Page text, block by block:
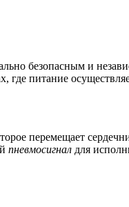
безопасным и
питание
перемещает
пневмосигнал для